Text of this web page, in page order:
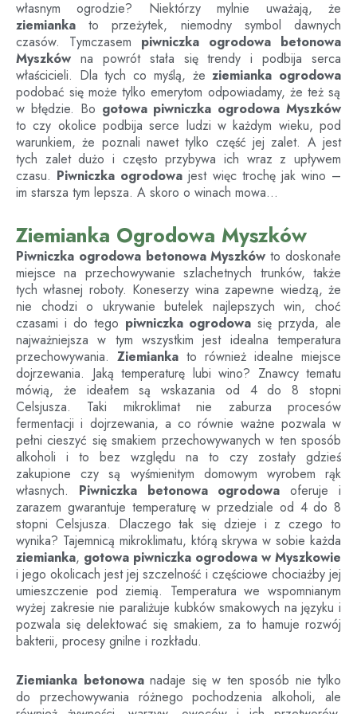
własnym ogrodzie? Niektórzy mylnie uważają, że
ziemianka to przeżytek, niemodny symbol dawnych
czasów. Tymczasem piwniczka ogrodowa betonowa
Myszków na powrót stała się trendy i podbija serca
właścicieli. Dla tych co myślą, żeziemianka ogrodowa
podobać się może tylko emerytom odpowiadamy, że też są
w błędzie. Bo gotowa piwniczka ogrodowa Myszków
to czy okolice podbija serce ludzi w każdym wieku, pod
warunkiem, że poznali nawet tylko część jej zalet. A jest
tych zalet dużo i często przybywa ich wraz z upływem
czasu. Piwniczka ogrodowa jest więc trochę jak wino –
im starsza tym lepsza. A skoro o winach mowa…
Ziemianka Ogrodowa Myszków
Piwniczka ogrodowa betonowa Myszkówto doskonałe
miejsce na przechowywanie szlachetnych trunków, także
tych własnej roboty. Koneserzy wina zapewne wiedzą, że
nie chodzi o ukrywanie butelek najlepszych win, choć
czasami i do tego piwniczka ogrodowa się przyda, ale
najważniejsza w tym wszystkim jest idealna temperatura
przechowywania. Ziemianka to również idealne miejsce
dojrzewania. Jaką temperaturę lubi wino? Znawcy tematu
mówią, że ideałem są wskazania od 4 do 8 stopni
Celsjusza. Taki mikroklimat nie zaburza procesów
fermentacji i dojrzewania, a co równie ważne pozwala w
pełni cieszyć się smakiem przechowywanych w ten sposób
alkoholi i to bez względu na to czy zostały gdzieś
zakupione czy są wyśmienitym domowym wyrobem rąk
własnych. Piwniczka betonowa ogrodowa oferuje i
zarazem gwarantuje temperaturę w przedziale od 4 do 8
stopni Celsjusza. Dlaczego tak się dzieje i z czego to
wynika? Tajemnicą mikroklimatu, którą skrywa w sobie każda
ziemianka, gotowa piwniczka ogrodowa w Myszkowie
i jego okolicach jest jej szczelność i częściowe chociażby jej
umieszczenie pod ziemią. Temperatura we wspomnianym
wyżej zakresie nie paraliżuje kubków smakowych na języku i
pozwala się delektować się smakiem, za to hamuje rozwój
bakterii, procesy gnilne i rozkładu.
Ziemianka betonowanadaje się w ten sposób nie tylko
do przechowywania różnego pochodzenia alkoholi, ale